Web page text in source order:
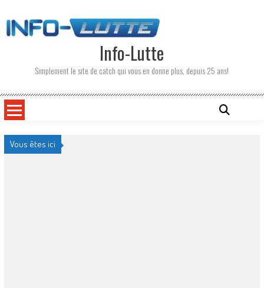
to
content
Info-Lutte
Simplement le site de catch qui vous en donne plus, depuis 25 ans!
Vous êtes ici